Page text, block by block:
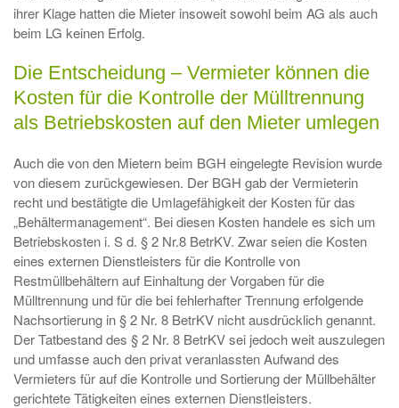
ihrer Klage hatten die Mieter insoweit sowohl beim AG als auch
beim LG keinen Erfolg.
Die Entscheidung – Vermieter können die
Kosten für die Kontrolle der Mülltrennung
als Betriebskosten auf den Mieter umlegen
Auch die von den Mietern beim BGH eingelegte Revision wurde
von diesem zurückgewiesen. Der BGH gab der Vermieterin
recht und bestätigte die Umlagefähigkeit der Kosten für das
„Behältermanagement“. Bei diesen Kosten handele es sich um
Betriebskosten i. S d. § 2 Nr.8 BetrKV. Zwar seien die Kosten
eines externen Dienstleisters für die Kontrolle von
Restmüllbehältern auf Einhaltung der Vorgaben für die
Mülltrennung und für die bei fehlerhafter Trennung erfolgende
Nachsortierung in § 2 Nr. 8 BetrKV nicht ausdrücklich genannt.
Der Tatbestand des § 2 Nr. 8 BetrKV sei jedoch weit auszulegen
und umfasse auch den privat veranlassten Aufwand des
Vermieters für auf die Kontrolle und Sortierung der Müllbehälter
gerichtete Tätigkeiten eines externen Dienstleisters.